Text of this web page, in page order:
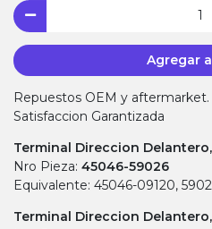
Agregar
Repuestos OEM y
Satisfaccion Garantizada
Terminal Direccion
Nro Pieza: 45046-59026
Equivalente: 45046-09120,
Terminal Direccion